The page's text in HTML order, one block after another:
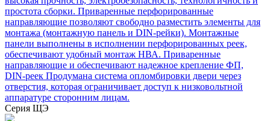
простота сборки. Приваренные перфорированные
направляющие позволяют свободно разместить элементы для
монтажа (монтажную панель и DIN-рейки). Монтажные
панели выполнены в исполнении перфорированных реек,
обеспечивают удобный монтаж НВА. Приваренные
направляющие и обеспечивают надежное крепление ФП,
DIN-реек Продумана система опломбировки двери через
отверстия, которая ограничивает доступ к низковольтной
аппаратуре сторонним лицам.
Серия ЩЭ